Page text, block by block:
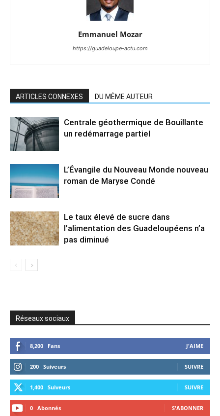
Emmanuel Mozar
https://guadeloupe-actu.com
ARTICLES CONNEXES DU MÊME AUTEUR
Centrale géothermique de Bouillante
un redémarrage partiel
L’Évangile du Nouveau Monde nouveau
roman de Maryse Condé
Le taux élevé de sucre dans
l’alimentation des Guadeloupéens n’a
pas diminué
Réseaux sociaux
8,200 Fans J'AIME
200 Suiveurs SUIVRE
1,400 Suiveurs SUIVRE
0 Abonnés S'ABONNER